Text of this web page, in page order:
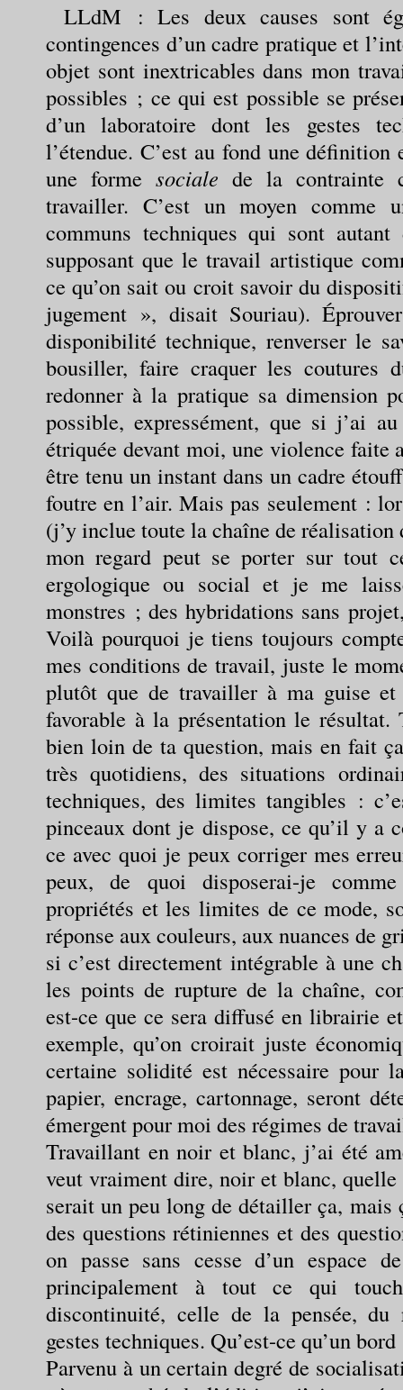
LLdM : Les deux causes sont
contingences d’un cadre pratique et
objet sont inextricables dans mon
possibles ; ce qui est possible se
d’un laboratoire dont les gestes
l’étendue. C’est au fond une
une forme sociale de la contrainte
travailler. C’est un moyen
communs techniques qui sont
supposant que le travail artistique
ce qu’on sait ou croit savoir du
jugement », disait Souriau).
disponibilité technique, renverser le
bousiller, faire craquer les coutures
redonner à la pratique sa dimension
possible, expressément, que si j’ai
étriquée devant moi, une violence faite
être tenu un instant dans un cadre
foutre en l’air. Mais pas seulement :
(j’y inclue toute la chaîne de
mon regard peut se porter sur tout
ergologique ou social et je me
monstres ; des hybridations sans
Voilà pourquoi je tiens toujours
mes conditions de travail, juste le
plutôt que de travailler à ma guise et
favorable à la présentation le
bien loin de ta question, mais en fait
très quotidiens, des situations
techniques, des limites tangibles :
pinceaux dont je dispose, ce qu’il y a
ce avec quoi je peux corriger mes
peux, de quoi disposerai-je
propriétés et les limites de ce mode,
réponse aux couleurs, aux nuances de
si c’est directement intégrable à une
les points de rupture de la chaîne,
est-ce que ce sera diffusé en librairie
exemple, qu’on croirait juste
certaine solidité est nécessaire pour
papier, encrage, cartonnage, seront
émergent pour moi des régimes de
Travaillant en noir et blanc, j’ai été
veut vraiment dire, noir et blanc,
serait un peu long de détailler ça,
des questions rétiniennes et des
on passe sans cesse d’un espace
principalement à tout ce qui
discontinuité, celle de la pensée, du
gestes techniques. Qu’est-ce qu’un
Parvenu à un certain degré de